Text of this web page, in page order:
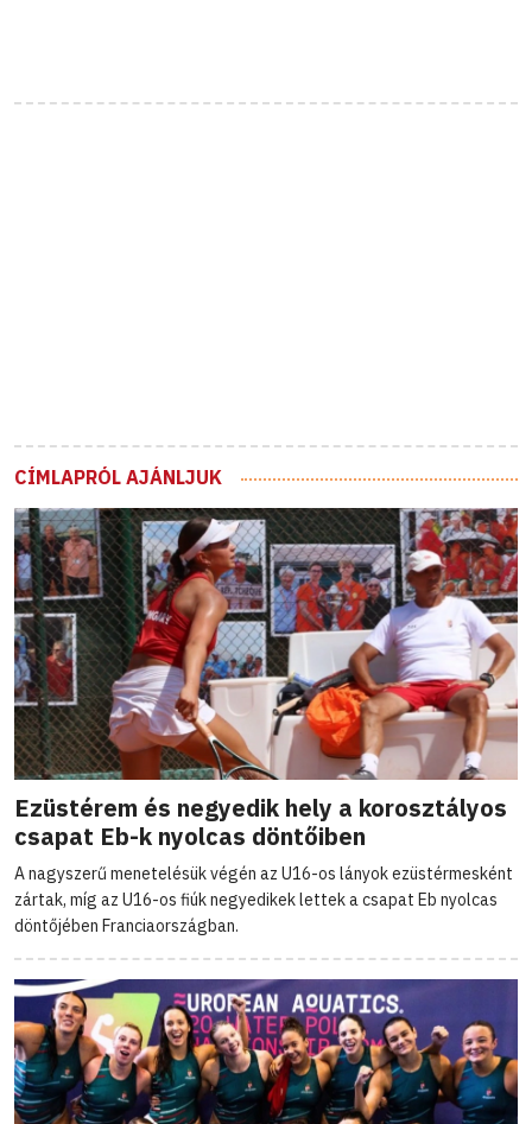
CÍMLAPRÓL AJÁNLJUK
Ezüstérem és negyedik hely a korosztályos
csapat Eb-k nyolcas döntőiben
A nagyszerű menetelésük végén az U16-os lányok ezüstérmesként
zártak, míg az U16-os fiúk negyedikek lettek a csapat Eb nyolcas
döntőjében Franciaországban.